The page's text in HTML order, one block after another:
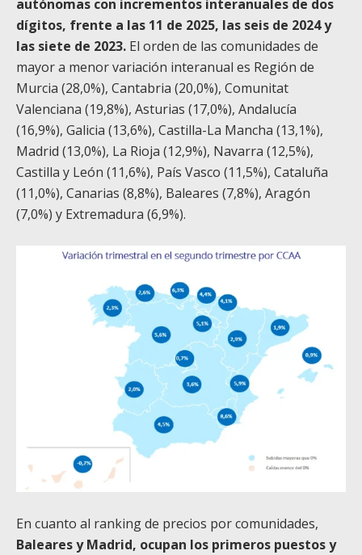
autónomas con incrementos interanuales de dos
dígitos, frente a las 11 de 2025, las seis de 2024 y
las siete de 2023. El orden de las comunidades de
mayor a menor variación interanual es Región de
Murcia (28,0%), Cantabria (20,0%), Comunitat
Valenciana (19,8%), Asturias (17,0%), Andalucía
(16,9%), Galicia (13,6%), Castilla-La Mancha (13,1%),
Madrid (13,0%), La Rioja (12,9%), Navarra (12,5%),
Castilla y León (11,6%), País Vasco (11,5%), Cataluña
(11,0%), Canarias (8,8%), Baleares (7,8%), Aragón
(7,0%) y Extremadura (6,9%).
En cuanto al ranking de precios por comunidades,
Baleares y Madrid, ocupan los primeros puestos y